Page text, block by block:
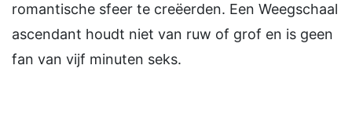
romantische sfeer te creëerden. Een Weegschaal
ascendant houdt niet van ruw of grof en is geen
fan van vijf minuten seks.